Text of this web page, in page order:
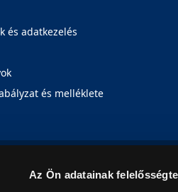
Az Ön adatainak
és adatkezelés
és melléklete